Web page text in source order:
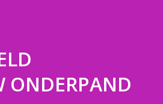
ONDERPAND